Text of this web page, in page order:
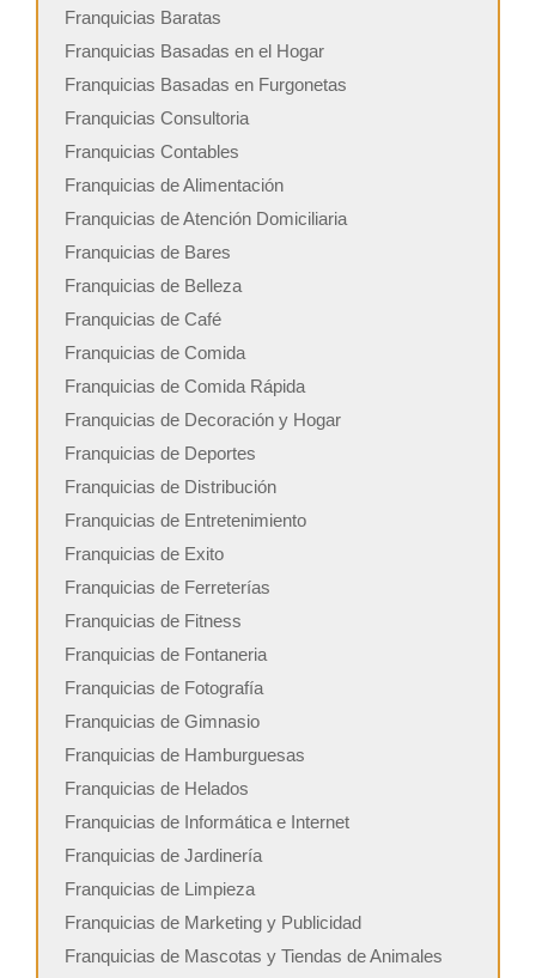
Franquicias Baratas
Franquicias Basadas en el Hogar
Franquicias Basadas en Furgonetas
Franquicias Consultoria
Franquicias Contables
Franquicias de Alimentación
Franquicias de Atención Domiciliaria
Franquicias de Bares
Franquicias de Belleza
Franquicias de Café
Franquicias de Comida
Franquicias de Comida Rápida
Franquicias de Decoración y Hogar
Franquicias de Deportes
Franquicias de Distribución
Franquicias de Entretenimiento
Franquicias de Exito
Franquicias de Ferreterías
Franquicias de Fitness
Franquicias de Fontaneria
Franquicias de Fotografía
Franquicias de Gimnasio
Franquicias de Hamburguesas
Franquicias de Helados
Franquicias de Informática e Internet
Franquicias de Jardinería
Franquicias de Limpieza
Franquicias de Marketing y Publicidad
Franquicias de Mascotas y Tiendas de Animales